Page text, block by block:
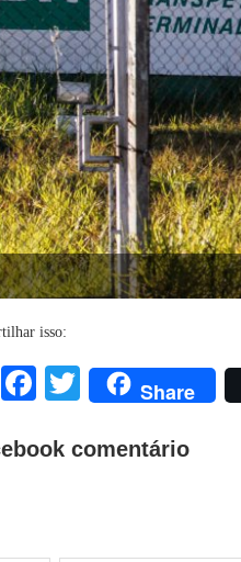
isso:
WhatsApp
Facebook
Twitter
Share
comentário